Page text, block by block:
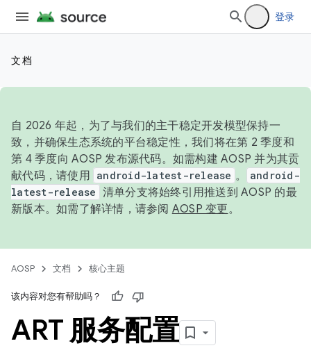
登录
文档
自 2026 年起，为了与我们的主干稳定开发模型保持一
致，并确保生态系统的平台稳定性，我们将在第 2 季度和
第 4 季度向 AOSP 发布源代码。如需构建 AOSP 并为其贡
献代码，请使用 android-latest-release 。
android-
latest-release 清单分支将始终引用推送到 AOSP 的最
新版本。如需了解详情，请参阅 AOSP 变更。
AOSP 文档 核心主题
该内容对您有帮助吗？
ART 服务配置